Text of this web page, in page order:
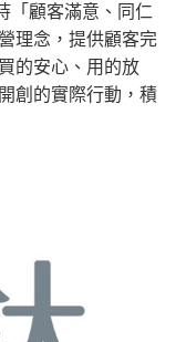
「顧客滿意、同仁
理念，提供顧客完
的安心、用的放
創的實際行動，積